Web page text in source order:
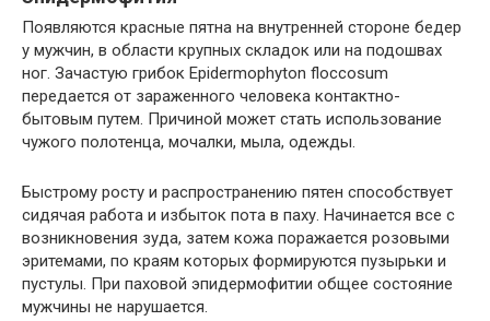
Появляются красные пятна на внутренней стороне бедер
у мужчин, в области крупных складок или на подошвах
ног. Зачастую грибок Epidermophyton floccosum
передается от зараженного человека контактно-
бытовым путем. Причиной может стать использование
чужого полотенца, мочалки, мыла, одежды.
Быстрому росту и распространению пятен способствует
сидячая работа и избыток пота в паху. Начинается все с
возникновения зуда, затем кожа поражается розовыми
эритемами, по краям которых формируются пузырьки и
пустулы. При паховой эпидермофитии общее состояние
мужчины не нарушается.